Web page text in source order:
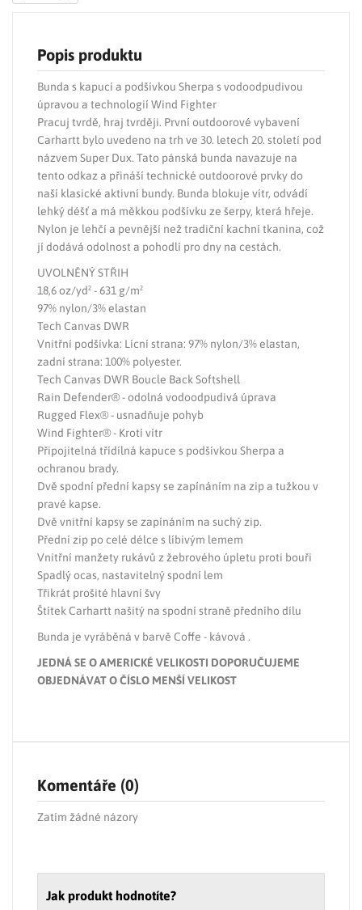
Popis produktu
Bunda s kapucí a podšívkou Sherpa s vodoodpudivou
úpravou a technologií Wind Fighter
Pracuj tvrdě, hraj tvrději. První outdoorové vybavení
Carhartt bylo uvedeno na trh ve 30. letech 20. století pod
názvem Super Dux. Tato pánská bunda navazuje na
tento odkaz a přináší technické outdoorové prvky do
naší klasické aktivní bundy. Bunda blokuje vítr, odvádí
lehký déšť a má měkkou podšívku ze šerpy, která hřeje.
Nylon je lehčí a pevnější než tradiční kachní tkanina, což
jí dodává odolnost a pohodlí pro dny na cestách.
UVOLNĚNÝ STŘIH
18,6 oz/yd² - 631 g/m²
97% nylon/3% elastan
Tech Canvas DWR
Vnitřní podšívka: Lícní strana: 97% nylon/3% elastan,
zadní strana: 100% polyester.
Tech Canvas DWR Boucle Back Softshell
Rain Defender® - odolná vodoodpudivá úprava
Rugged Flex® - usnadňuje pohyb
Wind Fighter® - Krotí vítr
Připojitelná třídílná kapuce s podšívkou Sherpa a
ochranou brady.
Dvě spodní přední kapsy se zapínáním na zip a tužkou v
pravé kapse.
Dvě vnitřní kapsy se zapínáním na suchý zip.
Přední zip po celé délce s líbivým lemem
Vnitřní manžety rukávů z žebrového úpletu proti bouři
Spadlý ocas, nastavitelný spodní lem
Třikrát prošité hlavní švy
Štítek Carhartt našitý na spodní straně předního dílu
Bunda je vyráběná v barvě Coffe - kávová .
JEDNÁ SE O AMERICKÉ VELIKOSTI DOPORUČUJEME
OBJEDNÁVAT O ČÍSLO MENŠÍ VELIKOST
Komentáře (0)
Zatím žádné názory
Jak produkt hodnotíte?